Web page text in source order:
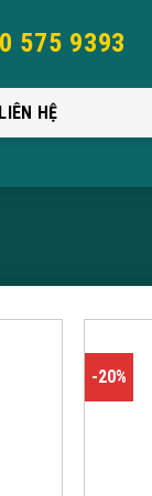
575 9393
LIÊN HỆ
-20%